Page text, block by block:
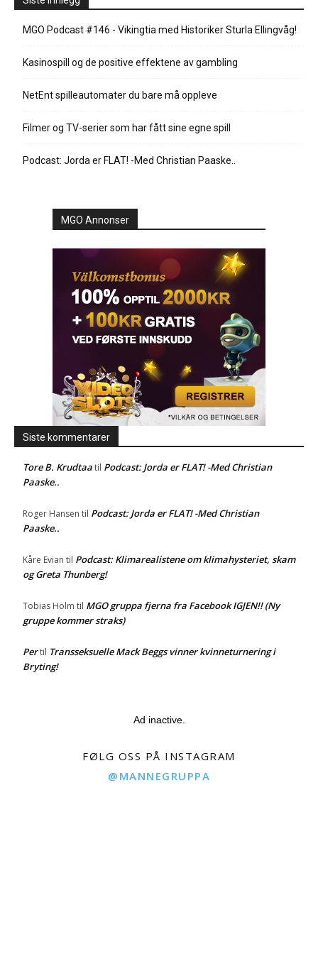
MGO Podcast #146 - Vikingtia med Historiker Sturla Ellingvåg!
Kasinospill og de positive effektene av gambling
NetEnt spilleautomater du bare må oppleve
Filmer og TV-serier som har fått sine egne spill
Podcast: Jorda er FLAT! -Med Christian Paaske..
MGO Annonser
Siste kommentarer
Tore B. Krudtaatil Podcast: Jorda er FLAT! -Med Christian
Paaske..
Roger Hansen til Podcast: Jorda er FLAT! -Med Christian
Paaske..
Kåre Evian til Podcast: Klimarealistene om klimahysteriet, skam
og Greta Thunberg!
Tobias Holm til MGO gruppa fjerna fra Facebook IGJEN!! (Ny
gruppe kommer straks)
Pertil Transseksuelle Mack Beggs vinner kvinneturnering i
Bryting!
Ad inactive.
FØLG OSS PÅ INSTAGRAM
@MANNEGRUPPA